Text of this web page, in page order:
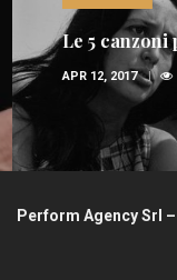
Le 5 canzoni
APR 12, 2017
Perform Agency Srl –